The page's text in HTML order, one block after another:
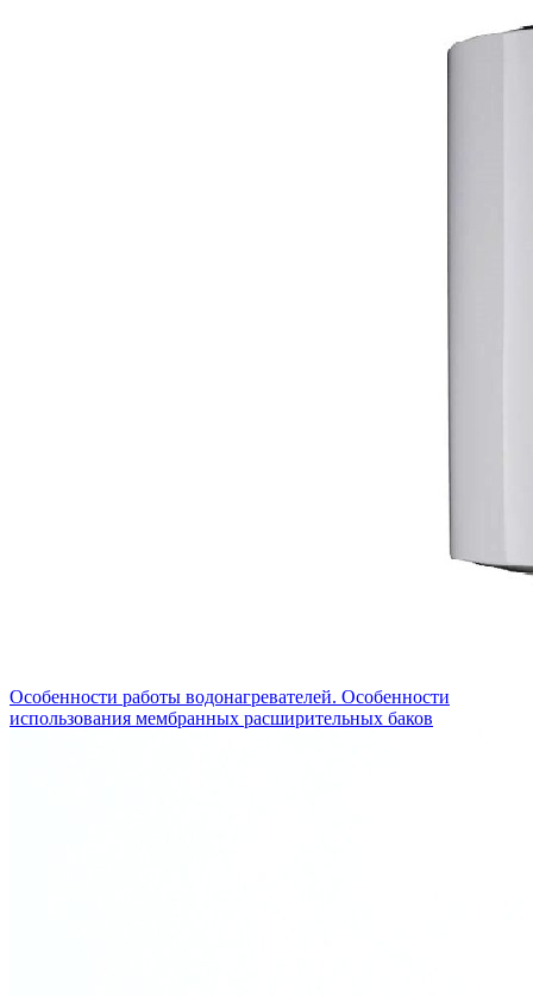
Особенности работы водонагревателей. Особенности
использования мембранных расширительных баков